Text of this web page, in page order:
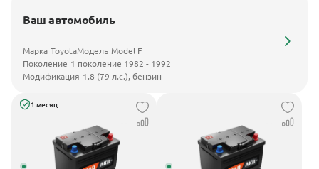
Ваш автомобиль
Марка ToyotaМодель Model F
Поколение 1 поколение 1982 - 1992
Модификация 1.8 (79 л.с.), бензин
1 месяц